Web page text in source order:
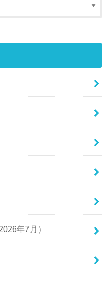
年7月）